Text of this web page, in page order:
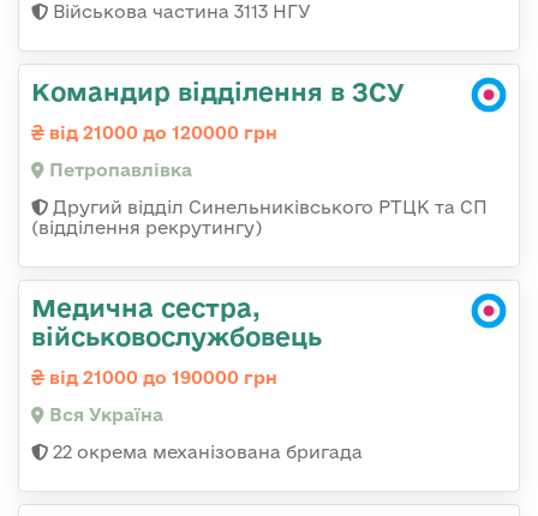
Військова частина 3113 НГУ
Командир відділення в ЗСУ
від 21000 до 120000 грн
Петропавлівка
Другий відділ Синельниківського РТЦК та СП
(відділення рекрутингу)
Медична сестра,
військовослужбовець
від 21000 до 190000 грн
Вся Україна
22 окрема механізована бригада